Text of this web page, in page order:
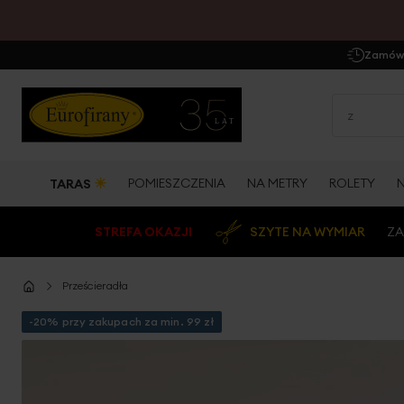
TARAS ☀ POMIESZCZENIA NA METRY ROLETY
STREFA OKAZJI SZYTE NA WYMIAR
Prześcieradła
-20% przy zakupach za min. 99 zł